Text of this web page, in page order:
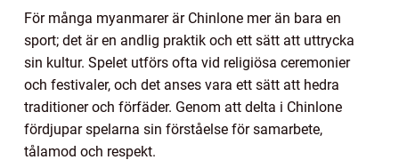
För många myanmarer är Chinlone mer än bara en
sport; det är en andlig praktik och ett sätt att uttrycka
sin kultur. Spelet utförs ofta vid religiösa ceremonier
och festivaler, och det anses vara ett sätt att hedra
traditioner och förfäder. Genom att delta i Chinlone
fördjupar spelarna sin förståelse för samarbete,
tålamod och respekt.